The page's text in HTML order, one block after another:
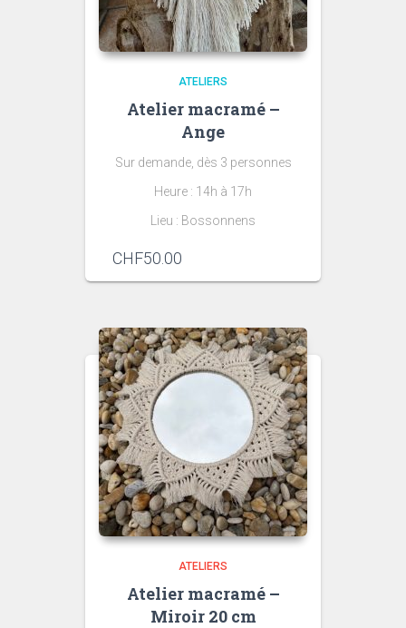
ATELIERS
Atelier macramé –
Ange
Sur demande, dès 3 personnes
Heure : 14h à 17h
Lieu : Bossonnens
CHF50.00
ATELIERS
Atelier macramé –
Miroir 20 cm